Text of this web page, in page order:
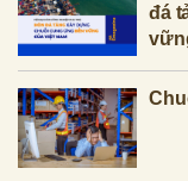
đá